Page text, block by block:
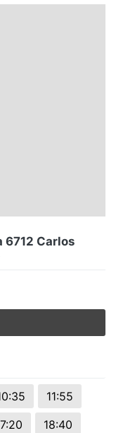
6712 Carlos
11:55
18:40